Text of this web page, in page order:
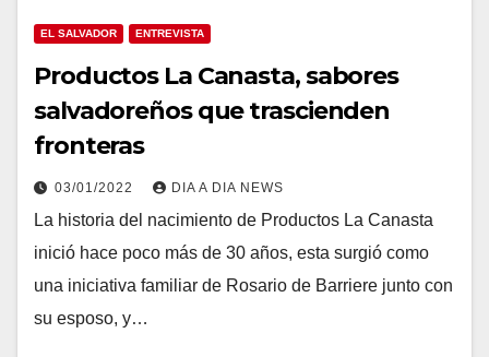
EL SALVADOR ENTREVISTA
Productos La Canasta, sabores
salvadoreños que trascienden
fronteras
03/01/2022 DIA A DIA NEWS
La historia del nacimiento de Productos La Canasta
inició hace poco más de 30 años, esta surgió como
una iniciativa familiar de Rosario de Barriere junto con
su esposo, y…